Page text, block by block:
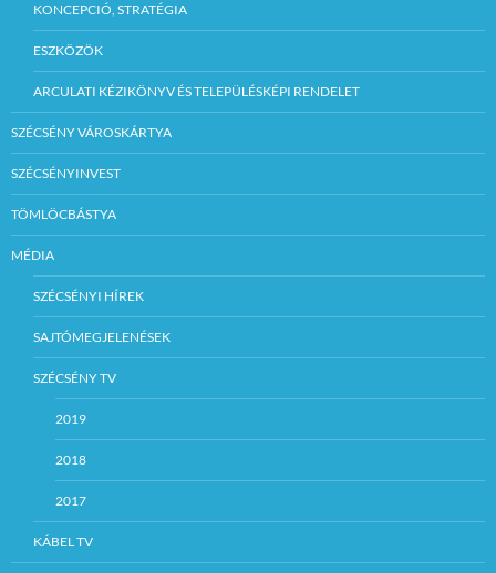
KONCEPCIÓ, STRATÉGIA
ESZKÖZÖK
ARCULATI KÉZIKÖNYV ÉS TELEPÜLÉSKÉPI RENDELET
SZÉCSÉNY VÁROSKÁRTYA
SZÉCSÉNYINVEST
TÖMLÖCBÁSTYA
MÉDIA
SZÉCSÉNYI HÍREK
SAJTÓMEGJELENÉSEK
SZÉCSÉNY TV
2019
2018
2017
KÁBEL TV